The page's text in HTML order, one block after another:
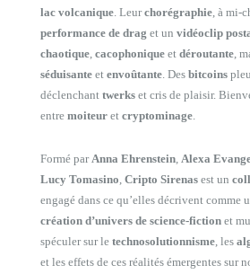
lac volcanique . Leurchorégraphie , à mi-
performance de drag et un vidéoclip
chaotique cacophonique et déroutante ,
séduisante et envoûtante . Des bitcoins
déclenchant twerks et cris de plaisir.
entre moiteur et cryptominage
Formé par Anna Ehrenstein Alexa
Lucy Tomasino Cripto Sirenas est un
engagé dans ce qu’elles décrivent comme
création d’univers de science-fiction et
spéculer sur le technosolutionnisme , les
et les effets de ces réalités émergentes sur